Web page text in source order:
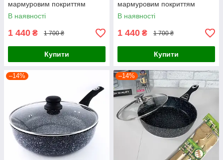
мармуровим покриттям
В наявності
1 440 ₴ 1 700 ₴
Купити
мармуровим покриттям
В наявності
1 440 ₴ 1 700 ₴
Купити
–14% –14%